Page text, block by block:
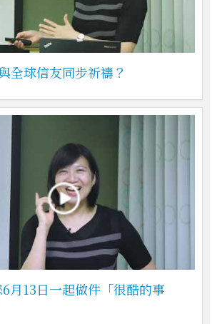
全球信友同步祈禱？
月13日一起做件「很酷的事